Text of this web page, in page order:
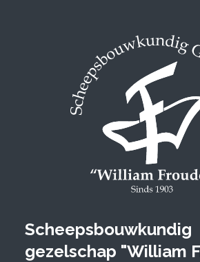
Scheepsbouwkundig
gezelschap "William